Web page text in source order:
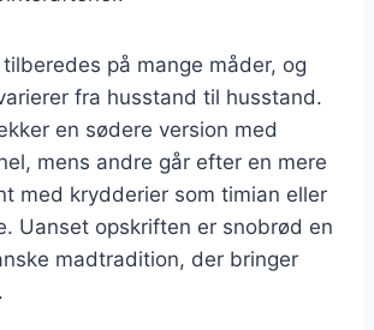
på mange måder, og
fra husstand til husstand.
en sødere version med
mens andre går efter en mere
med krydderier som timian eller
Uanset opskriften er snobrød en
madtradition, der bringer